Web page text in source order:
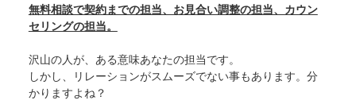
無料相談で契約までの担当、お見合い調整の担当、カウン
セリングの担当。
沢山の人が、ある意味あなたの担当です。
しかし、リレーションがスムーズでない事もあります。分
かりますよね？